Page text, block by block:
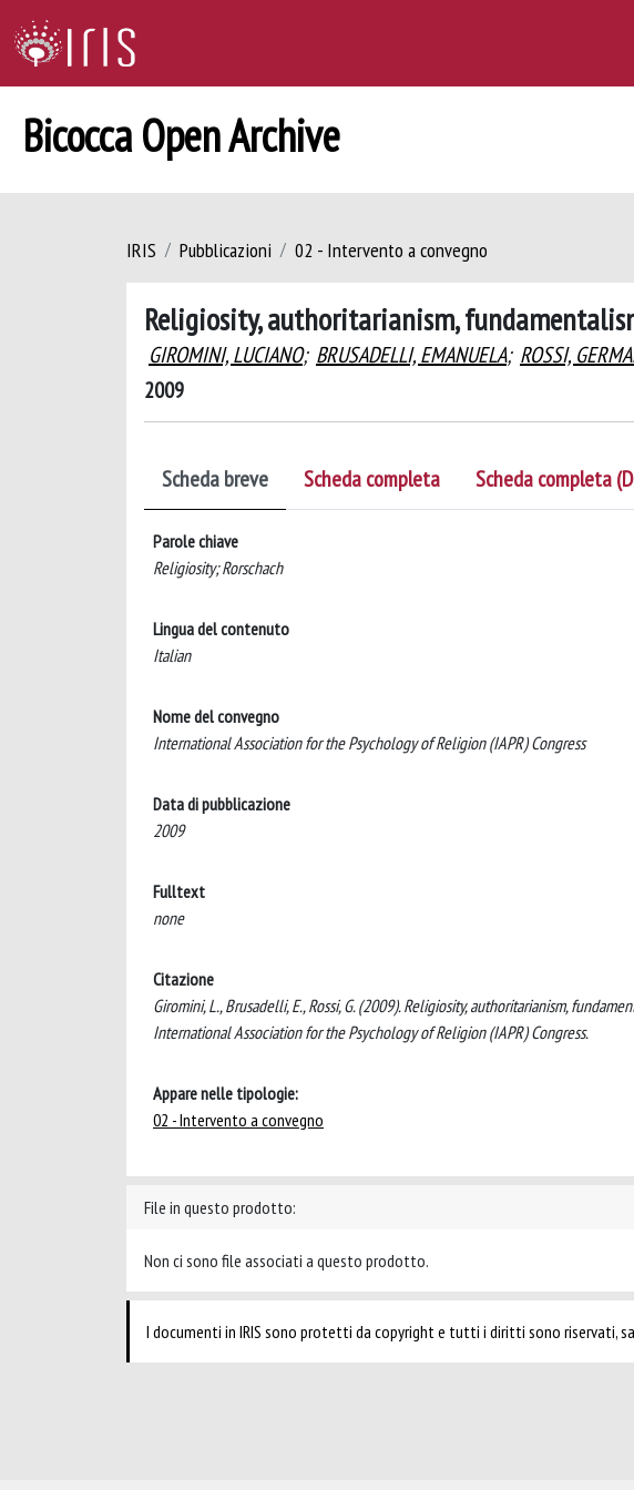
Bicocca Open Archive
IRIS Pubblicazioni 02 - Intervento a convegno
Religiosity, authoritarianism,
GIROMINI, LUCIANO; BRUSADELLI, EMANUELA; ROSSI,
2009
Scheda breve Scheda completa Scheda completa
Parole chiave
Religiosity; Rorschach
Lingua del contenuto
Italian
Nome del convegno
International Association for the Psychology of Religion (IAPR) Congress
Data di pubblicazione
2009
Fulltext
none
Citazione
Giromini, L., Brusadelli, E., Rossi, G. (2009). Religiosity, authoritarianism,
International Association for the Psychology of Religion (IAPR) Congress.
Appare nelle tipologie:
02 - Intervento a convegno
File in questo prodotto:
Non ci sono file associati a questo prodotto.
I documenti in IRIS sono protetti da copyright e tutti i diritti sono riservati,